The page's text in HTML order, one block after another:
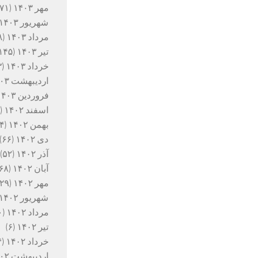
مهر ۱۴۰۳
(۷۱)
شهریور ۱۴۰۳
مرداد ۱۴۰۳
(۸۸)
تیر ۱۴۰۳
(۱۴۵)
خرداد ۱۴۰۳
(۴۳)
اردیبهشت ۱۴۰۳
فروردین ۱۴۰۳
اسفند ۱۴۰۲
(۷۷)
بهمن ۱۴۰۲
(۳۴)
دی ۱۴۰۲
(۶۶)
آذر ۱۴۰۲
(۵۲)
آبان ۱۴۰۲
(۶۸)
مهر ۱۴۰۲
(۲۹)
شهریور ۱۴۰۲
مرداد ۱۴۰۲
(۲۰)
تیر ۱۴۰۲
(۶)
خرداد ۱۴۰۲
(۱۴)